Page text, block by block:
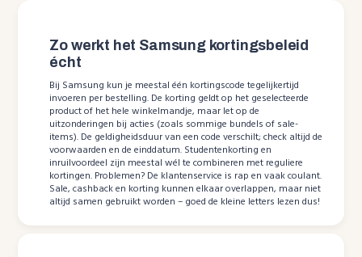
Zo werkt het Samsung kortingsbeleid
écht
Bij Samsung kun je meestal één kortingscode tegelijkertijd
invoeren per bestelling. De korting geldt op het geselecteerde
product of het hele winkelmandje, maar let op de
uitzonderingen bij acties (zoals sommige bundels of sale-
items). De geldigheidsduur van een code verschilt; check altijd de
voorwaarden en de einddatum. Studentenkorting en
inruilvoordeel zijn meestal wél te combineren met reguliere
kortingen. Problemen? De klantenservice is rap en vaak coulant.
Sale, cashback en korting kunnen elkaar overlappen, maar niet
altijd samen gebruikt worden – goed de kleine letters lezen dus!